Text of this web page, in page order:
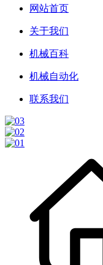
网站首页
关于我们
机械百科
机械自动化
联系我们